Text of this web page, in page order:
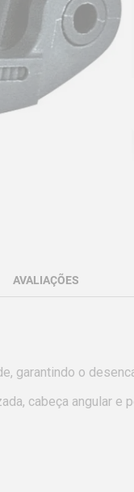
AVALIAÇÕES
o
cabeça angular